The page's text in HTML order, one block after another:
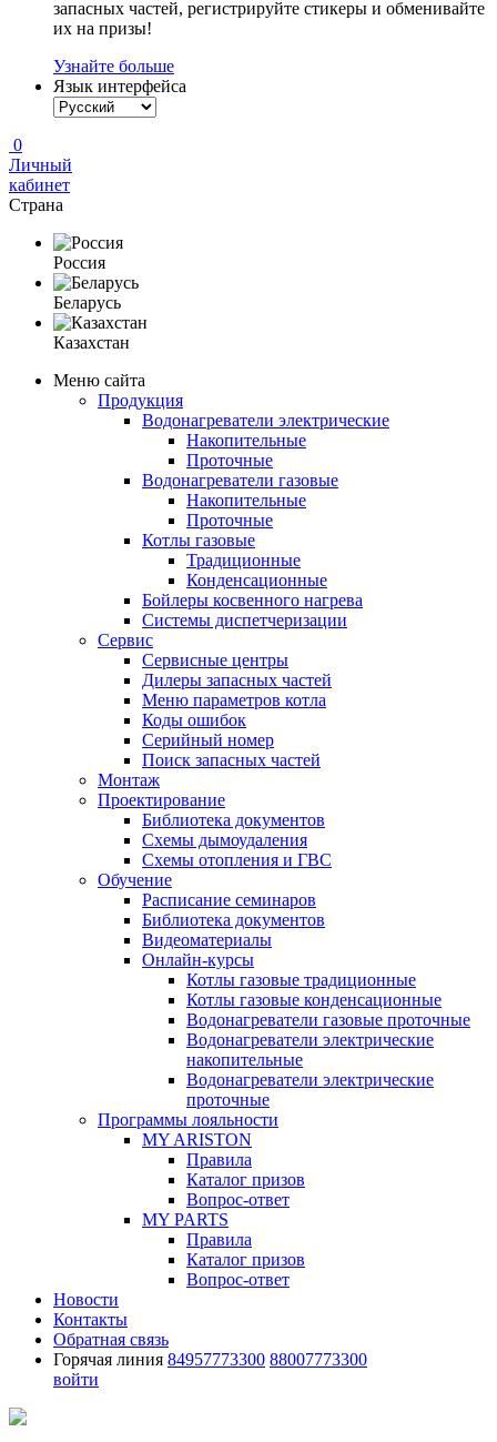
запасных частей, регистрируйте стикеры и обменивайте
их на призы!
Узнайте больше
Язык интерфейса
0
Личный
кабинет
Страна
Россия
Беларусь
Казахстан
Меню сайта
Продукция
Водонагреватели электрические
Накопительные
Проточные
Водонагреватели газовые
Накопительные
Проточные
Котлы газовые
Традиционные
Конденсационные
Бойлеры косвенного нагрева
Системы диспетчеризации
Сервис
Сервисные центры
Дилеры запасных частей
Меню параметров котла
Коды ошибок
Серийный номер
Поиск запасных частей
Монтаж
Проектирование
Библиотека документов
Схемы дымоудаления
Схемы отопления и ГВС
Обучение
Расписание семинаров
Библиотека документов
Видеоматериалы
Онлайн-курсы
Котлы газовые традиционные
Котлы газовые конденсационные
Водонагреватели газовые проточные
Водонагреватели электрические
накопительные
Водонагреватели электрические
проточные
Программы лояльности
MY ARISTON
Правила
Каталог призов
Вопрос-ответ
MY PARTS
Правила
Каталог призов
Вопрос-ответ
Новости
Контакты
Обратная связь
Горячая линия 84957773300 88007773300
войти